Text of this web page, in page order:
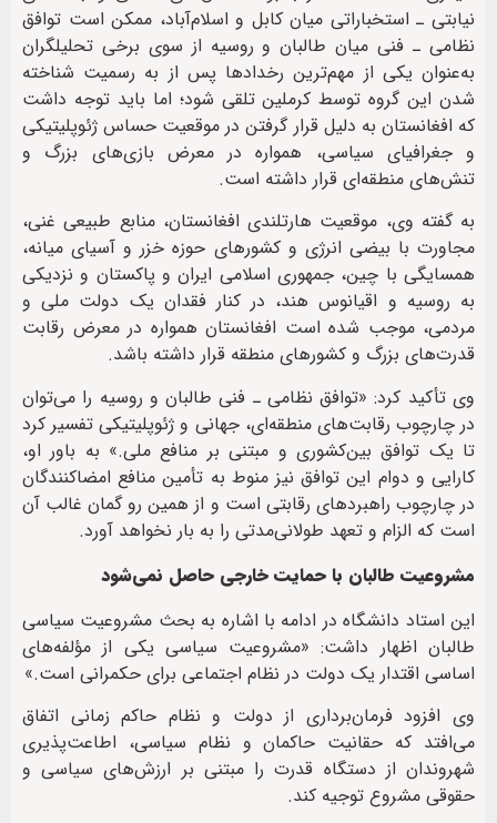
نیابتی ـ استخباراتی میان کابل و اسلام‌آباد، ممکن است توافق
نظامی ـ فنی میان طالبان و روسیه از سوی برخی تحلیلگران
به‌عنوان یکی از مهم‌ترین رخدادها پس از به رسمیت شناخته
شدن این گروه توسط کرملین تلقی شود؛ اما باید توجه داشت
که افغانستان به دلیل قرار گرفتن در موقعیت حساس ژئوپلیتیکی
و جغرافیای سیاسی، همواره در معرض بازی‌های بزرگ و
تنش‌های منطقه‌ای قرار داشته است.
به گفته وی، موقعیت هارتلندی افغانستان، منابع طبیعی غنی،
مجاورت با بیضی انرژی و کشورهای حوزه خزر و آسیای میانه،
همسایگی با چین، جمهوری اسلامی ایران و پاکستان و نزدیکی
به روسیه و اقیانوس هند، در کنار فقدان یک دولت ملی و
مردمی، موجب شده است افغانستان همواره در معرض رقابت
قدرت‌های بزرگ و کشورهای منطقه قرار داشته باشد.
وی تأکید کرد: «توافق نظامی ـ فنی طالبان و روسیه را می‌توان
در چارچوب رقابت‌های منطقه‌ای، جهانی و ژئوپلیتیکی تفسیر کرد
تا یک توافق بین‌کشوری و مبتنی بر منافع ملی.» به باور او،
کارایی و دوام این توافق نیز منوط به تأمین منافع امضاکنندگان
در چارچوب راهبردهای رقابتی است و از همین رو گمان غالب آن
است که الزام و تعهد طولانی‌مدتی را به بار نخواهد آورد.
مشروعیت طالبان با حمایت خارجی حاصل نمی‌شود
این استاد دانشگاه در ادامه با اشاره به بحث مشروعیت سیاسی
طالبان اظهار داشت: «مشروعیت سیاسی یکی از مؤلفه‌های
اساسی اقتدار یک دولت در نظام اجتماعی برای حکمرانی است.»
وی افزود فرمان‌برداری از دولت و نظام حاکم زمانی اتفاق
می‌افتد که حقانیت حاکمان و نظام سیاسی، اطاعت‌پذیری
شهروندان از دستگاه قدرت را مبتنی بر ارزش‌های سیاسی و
حقوقی مشروع توجیه کند.